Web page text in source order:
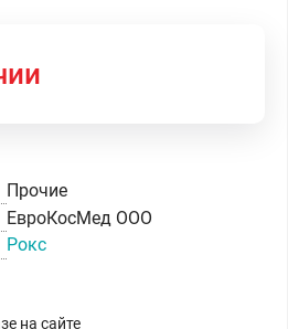
Прочие
ЕвроКосМед ООО
Рокс
на сайте